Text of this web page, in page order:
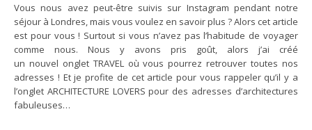
Vous nous avez peut-être suivis sur Instagram pendant notre
séjour à Londres, mais vous voulez en savoir plus ? Alors cet article
est pour vous ! Surtout si vous n’avez pas l’habitude de voyager
comme nous. Nous y avons pris goût, alors j’ai créé
un nouvel onglet TRAVEL où vous pourrez retrouver toutes nos
adresses ! Et je profite de cet article pour vous rappeler qu’il y a
l’onglet ARCHITECTURE LOVERS pour des adresses d’architectures
fabuleuses…